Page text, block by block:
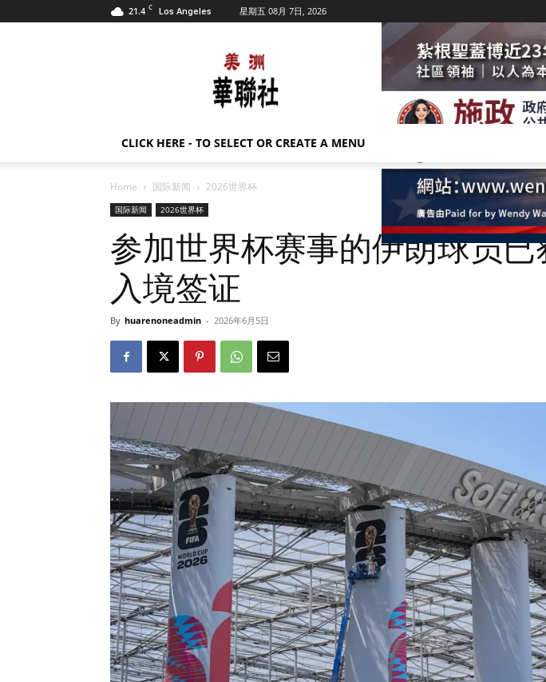
21.4 C Los Angeles 星期五 08月 7日, 2026
美
洲
华
联
CLICK HERE - TO SELECT OR CREATE A MENU
Home 国际新闻 2026世界杯
国际新闻 2026世界杯
参加世界杯赛事的伊朗球员已
入境签证
By huarenoneadmin - 2026年6月5日